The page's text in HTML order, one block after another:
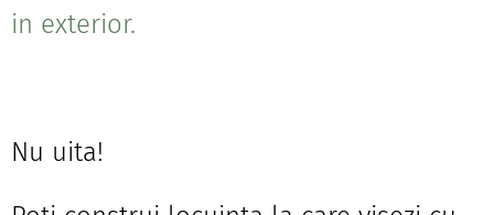
in exterior.
Nu uita!